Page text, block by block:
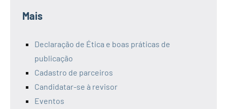
Mais
Declaração de Ética e boas práticas de
publicação
Cadastro de parceiros
Candidatar-se à revisor
Eventos